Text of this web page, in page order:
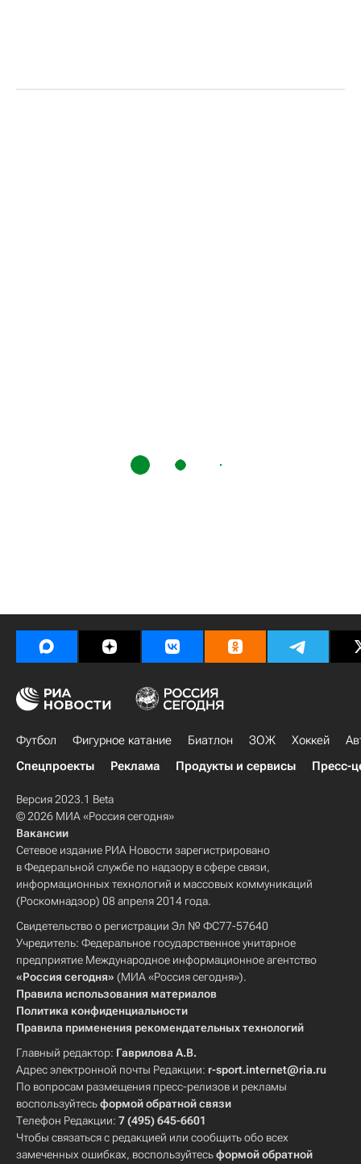
Футбол Фигурное катание Биатлон ЗОЖ Хоккей
Спецпроекты
Реклама Продукты и сервисы Пресс-
Версия 2023.1 Beta
© 2026 МИА «Россия сегодня»
Вакансии
Сетевое издание РИА Новости зарегистрировано
в Федеральной службе по надзору в сфере связи,
информационных технологий и массовых коммуникаций
(Роскомнадзор) 08 апреля 2014 года.
Свидетельство о регистрации Эл № ФС77-57640
Учредитель: Федеральное государственное унитарное
предприятие Международное информационное агентство
«Россия сегодня» (МИА «Россия сегодня»).
Правила использования материалов
Политика конфиденциальности
Правила применения рекомендательных технологий
Главный редактор: Гаврилова А.В.
Адрес электронной почты Редакции: r-sport.internet@ria.ru
По вопросам размещения пресс-релизов и рекламы
воспользуйтесьформой обратной связи
Телефон Редакции: 7 (495) 645-6601
Чтобы связаться с редакцией или сообщить обо всех
замеченных ошибках, воспользуйтесьформой обратной